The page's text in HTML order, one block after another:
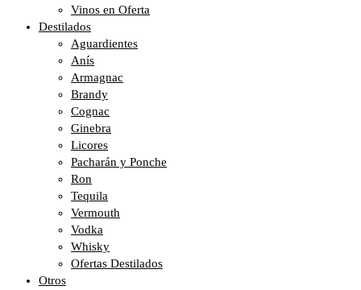
Vinos en Oferta
Destilados
Aguardientes
Anís
Armagnac
Brandy
Cognac
Ginebra
Licores
Pacharán y Ponche
Ron
Tequila
Vermouth
Vodka
Whisky
Ofertas Destilados
Otros